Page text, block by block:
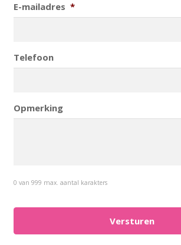
E-mailadres *
Telefoon
Opmerking
0 van 999 max. aantal karakters